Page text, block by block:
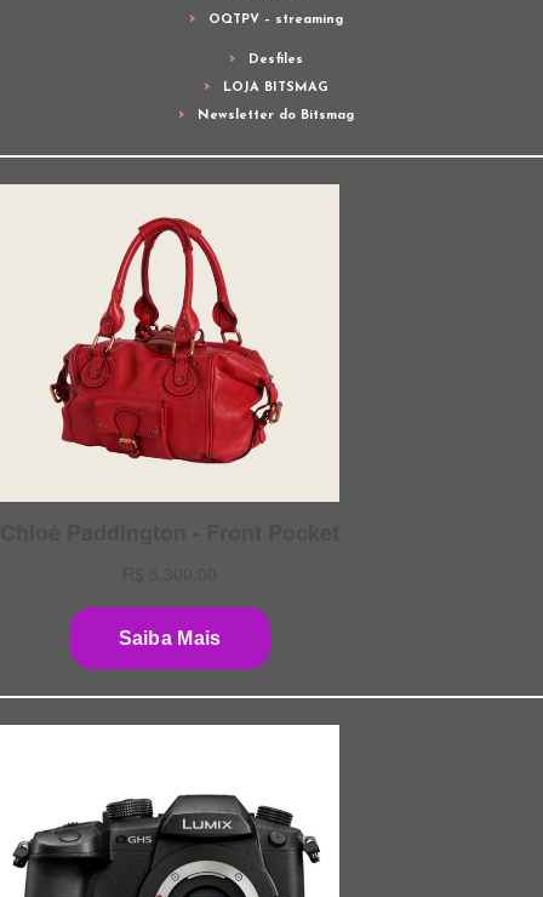
OQTPV – streaming
Desfiles
LOJA BITSMAG
Newsletter do Bitsmag